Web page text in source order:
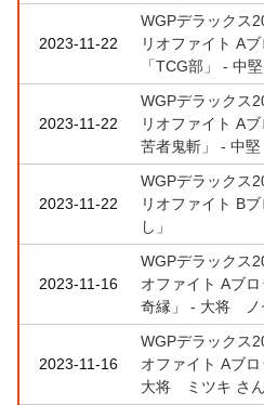
2023-11-22
WGPデラックス
リオファイト A
「TCG部」 - 中
2023-11-22
WGPデラックス
リオファイト A
苦者鬼斬」 - 中
2023-11-22
WGPデラックス
リオファイト B
し」
2023-11-16
WGPデラックス
オファイト Aブ
奇縁」 - 大将 ノ
2023-11-16
WGPデラックス
オファイト Aブ
大将 ミツキ さん